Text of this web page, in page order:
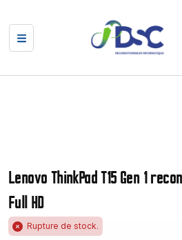
Lenovo ThinkPad T15 Gen 1
Full HD
Rupture de stock.